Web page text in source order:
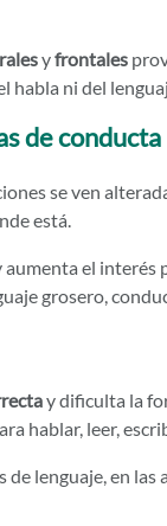
yfrontales
ni del
de conducta
se ven
está.
el interés
grosero,
y dificulta la
hablar, leer,
lenguaje, en